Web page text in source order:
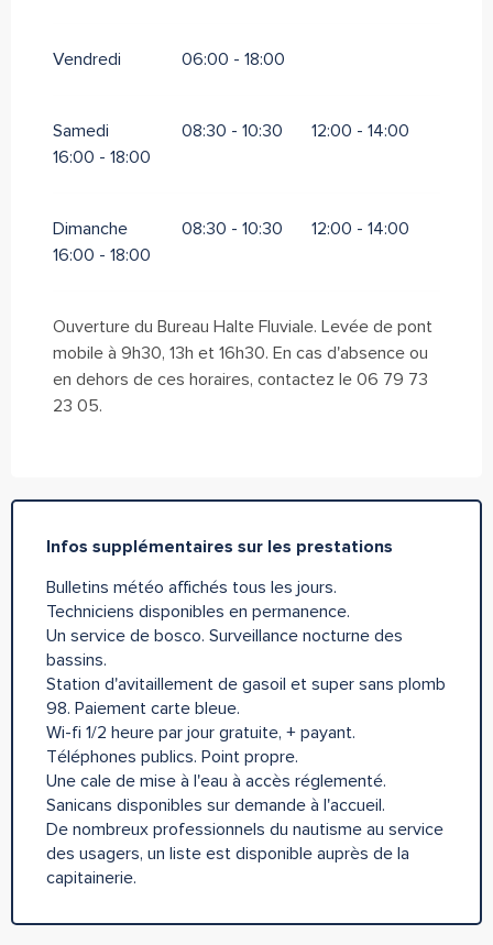
Vendredi 06:00 - 18:00
Samedi 08:30 - 10:30
12:00 - 14:00
16:00 - 18:00
Dimanche 08:30 - 10:30
12:00 - 14:00
16:00 - 18:00
Ouverture du Bureau Halte Fluviale. Levée de pont
mobile à 9h30, 13h et 16h30. En cas d'absence ou
en dehors de ces horaires, contactez le 06 79 73
23 05.
Infos supplémentaires sur les prestations
Bulletins météo affichés tous les jours.
Techniciens disponibles en permanence.
Un service de bosco. Surveillance nocturne des
bassins.
Station d'avitaillement de gasoil et super sans plomb
98. Paiement carte bleue.
Wi-fi 1/2 heure par jour gratuite, + payant.
Téléphones publics. Point propre.
Une cale de mise à l'eau à accès réglementé.
Sanicans disponibles sur demande à l'accueil.
De nombreux professionnels du nautisme au service
des usagers, un liste est disponible auprès de la
capitainerie.